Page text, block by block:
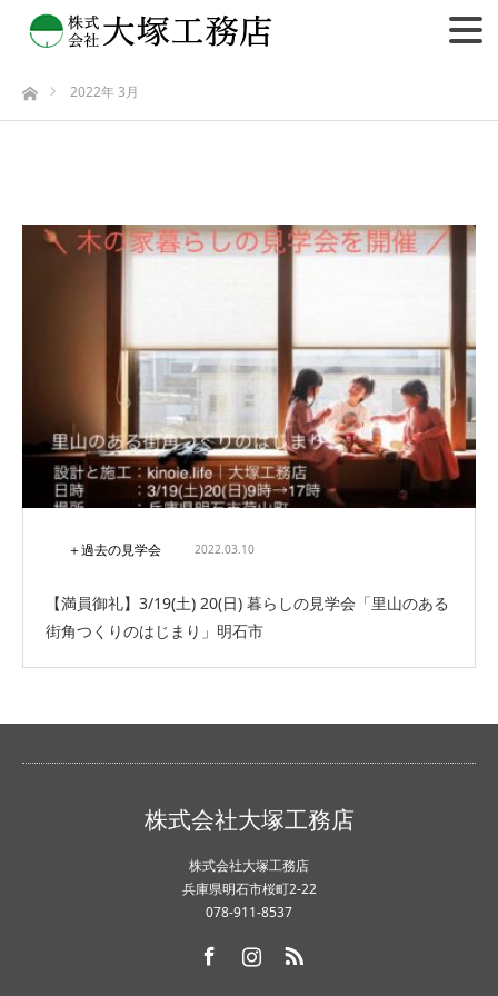
ホーム2022年 3月
＋過去の見学会 2022.03.10
【満員御礼】3/19(土) 20(日) 暮らしの見学会「里山のある
街角つくりのはじまり」明石市
株式会社大塚工務店
株式会社大塚工務店
兵庫県明石市桜町2-22
078-911-8537